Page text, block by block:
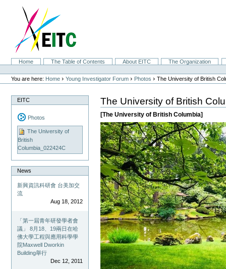
navigation
SectionsHome The Table of Contents About EITC
The Organization
Personal
tools
You are here: Home ›Young Investigator Forum › Photos ›The University of British
EITC
Photos
The University of
British
Columbia_022424C
News
新興資訊科研會 台美加交
流
Aug 18, 2012
「第一屆青年研發學者會
議」 8月18、19兩日在哈
佛大學工程與應用科學學
院Maxwell Dworkin
Building舉行
Dec 12, 2011
The University of British
[The University of British Columbia]